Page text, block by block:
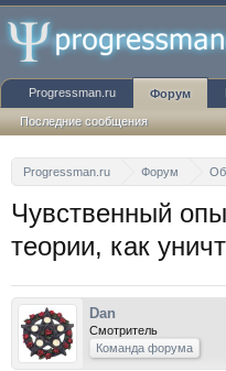
Progressman.ru Форум
Чувственный
теории, как
Dan
Смотритель
Команда форума
Progressman.ru Форум
Последние сообщения